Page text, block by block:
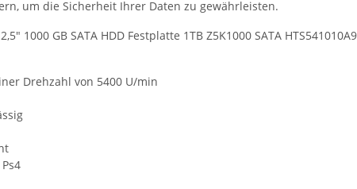
um die Sicherheit Ihrer Daten zu gewährleisten.
1000 GB SATA HDD Festplatte 1TB Z5K1000 SATA
Drehzahl von 5400 U/min